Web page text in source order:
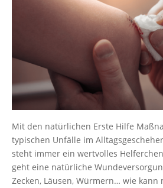
Mit den natürlichen Erste Hilfe
typischen Unfälle im
steht immer ein wertvolles
geht eine natürliche
Zecken, Läusen, Würmern… wie kann